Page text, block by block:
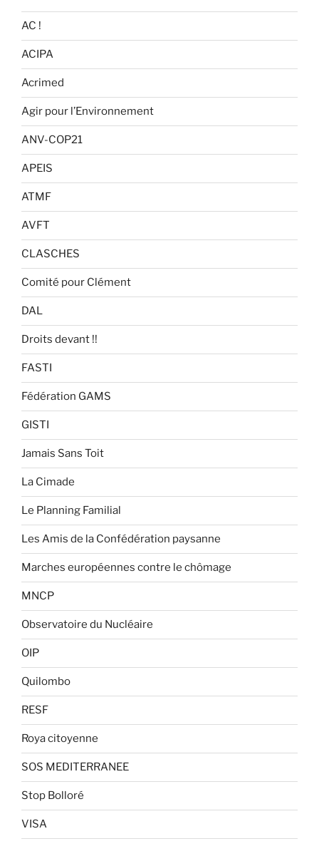
AC !
ACIPA
Acrimed
Agir pour l’Environnement
ANV-COP21
APEIS
ATMF
AVFT
CLASCHES
Comité pour Clément
DAL
Droits devant !!
FASTI
Fédération GAMS
GISTI
Jamais Sans Toit
La Cimade
Le Planning Familial
Les Amis de la Confédération paysanne
Marches européennes contre le chômage
MNCP
Observatoire du Nucléaire
OIP
Quilombo
RESF
Roya citoyenne
SOS MEDITERRANEE
Stop Bolloré
VISA